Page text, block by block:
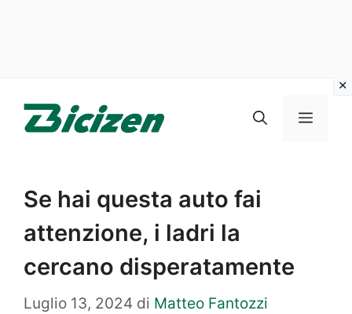
Menu
Se hai questa auto fai
attenzione, i ladri la
cercano disperatamente
Luglio 13, 2024 di Matteo Fantozzi